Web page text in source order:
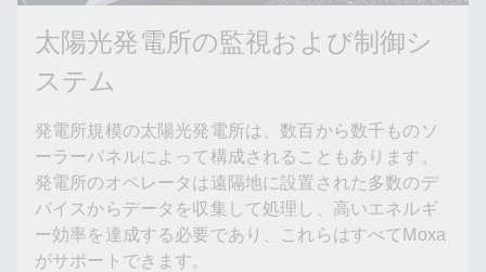
太陽光発電所の監視および制御シ
ステム
発電所規模の太陽光発電所は、数百から数千ものソ
ーラーパネルによって構成されることもあります。
発電所のオペレータは遠隔地に設置された多数のデ
バイスからデータを収集して処理し、高いエネルギ
ー効率を達成する必要であり、これらはすべてMoxa
がサポートできます。